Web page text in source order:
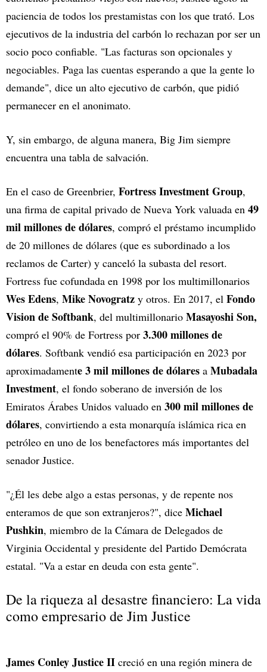
paciencia de todos los prestamistas con los que trató. Los
ejecutivos de la industria del carbón lo rechazan por ser un
socio poco confiable. "Las facturas son opcionales y
negociables. Paga las cuentas esperando a que la gente lo
demande", dice un alto ejecutivo de carbón, que pidió
permanecer en el anonimato.
Y, sin embargo, de alguna manera, Big Jim siempre
encuentra una tabla de salvación.
En el caso de Greenbrier, Fortress Investment Group,
una firma de capital privado de Nueva York valuada en 49
mil millones de dólares, compró el préstamo incumplido
de 20 millones de dólares (que es subordinado a los
reclamos de Carter) y canceló la subasta del resort.
Fortress fue cofundada en 1998 por los multimillonarios
Wes Edens, Mike Novogratz y otros. En 2017, el Fondo
Vision de Softbank, del multimillonario Masayoshi Son,
compró el 90% de Fortress por 3.300 millones de
dólares. Softbank vendió esa participación en 2023 por
aproximadamente 3 mil millones de dólares a Mubadala
Investment, el fondo soberano de inversión de los
Emiratos Árabes Unidos valuado en 300 mil millones de
dólares, convirtiendo a esta monarquía islámica rica en
petróleo en uno de los benefactores más importantes del
senador Justice.
"¿Él les debe algo a estas personas, y de repente nos
enteramos de que son extranjeros?", dice Michael
Pushkin, miembro de la Cámara de Delegados de
Virginia Occidental y presidente del Partido Demócrata
estatal. "Va a estar en deuda con esta gente".
De la riqueza al desastre financiero: La vida
como empresario de Jim Justice
James Conley Justice II creció en una región minera de